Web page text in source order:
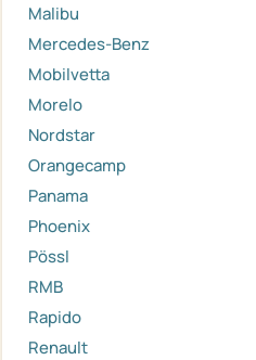
Malibu
Mercedes-Benz
Mobilvetta
Morelo
Nordstar
Orangecamp
Panama
Phoenix
Pössl
RMB
Rapido
Renault